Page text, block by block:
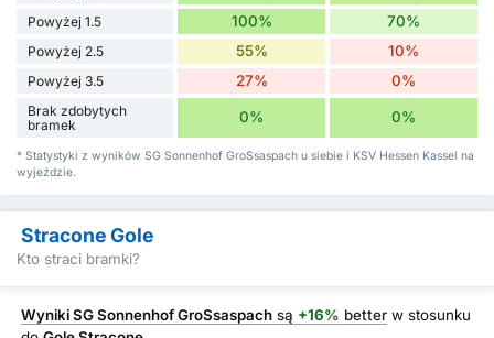
Powyżej 1.5 100% 70%
Powyżej 2.5 55% 10%
Powyżej 3.5 27% 0%
Brak zdobytych
bramek
0% 0%
* Statystyki z wyników SG Sonnenhof GroSsaspach u siebie i KSV Hessen Kassel na
wyjeździe.
Stracone Gole
Kto straci bramki?
Wyniki SG Sonnenhof GroSsaspach są +16% better w stosunku